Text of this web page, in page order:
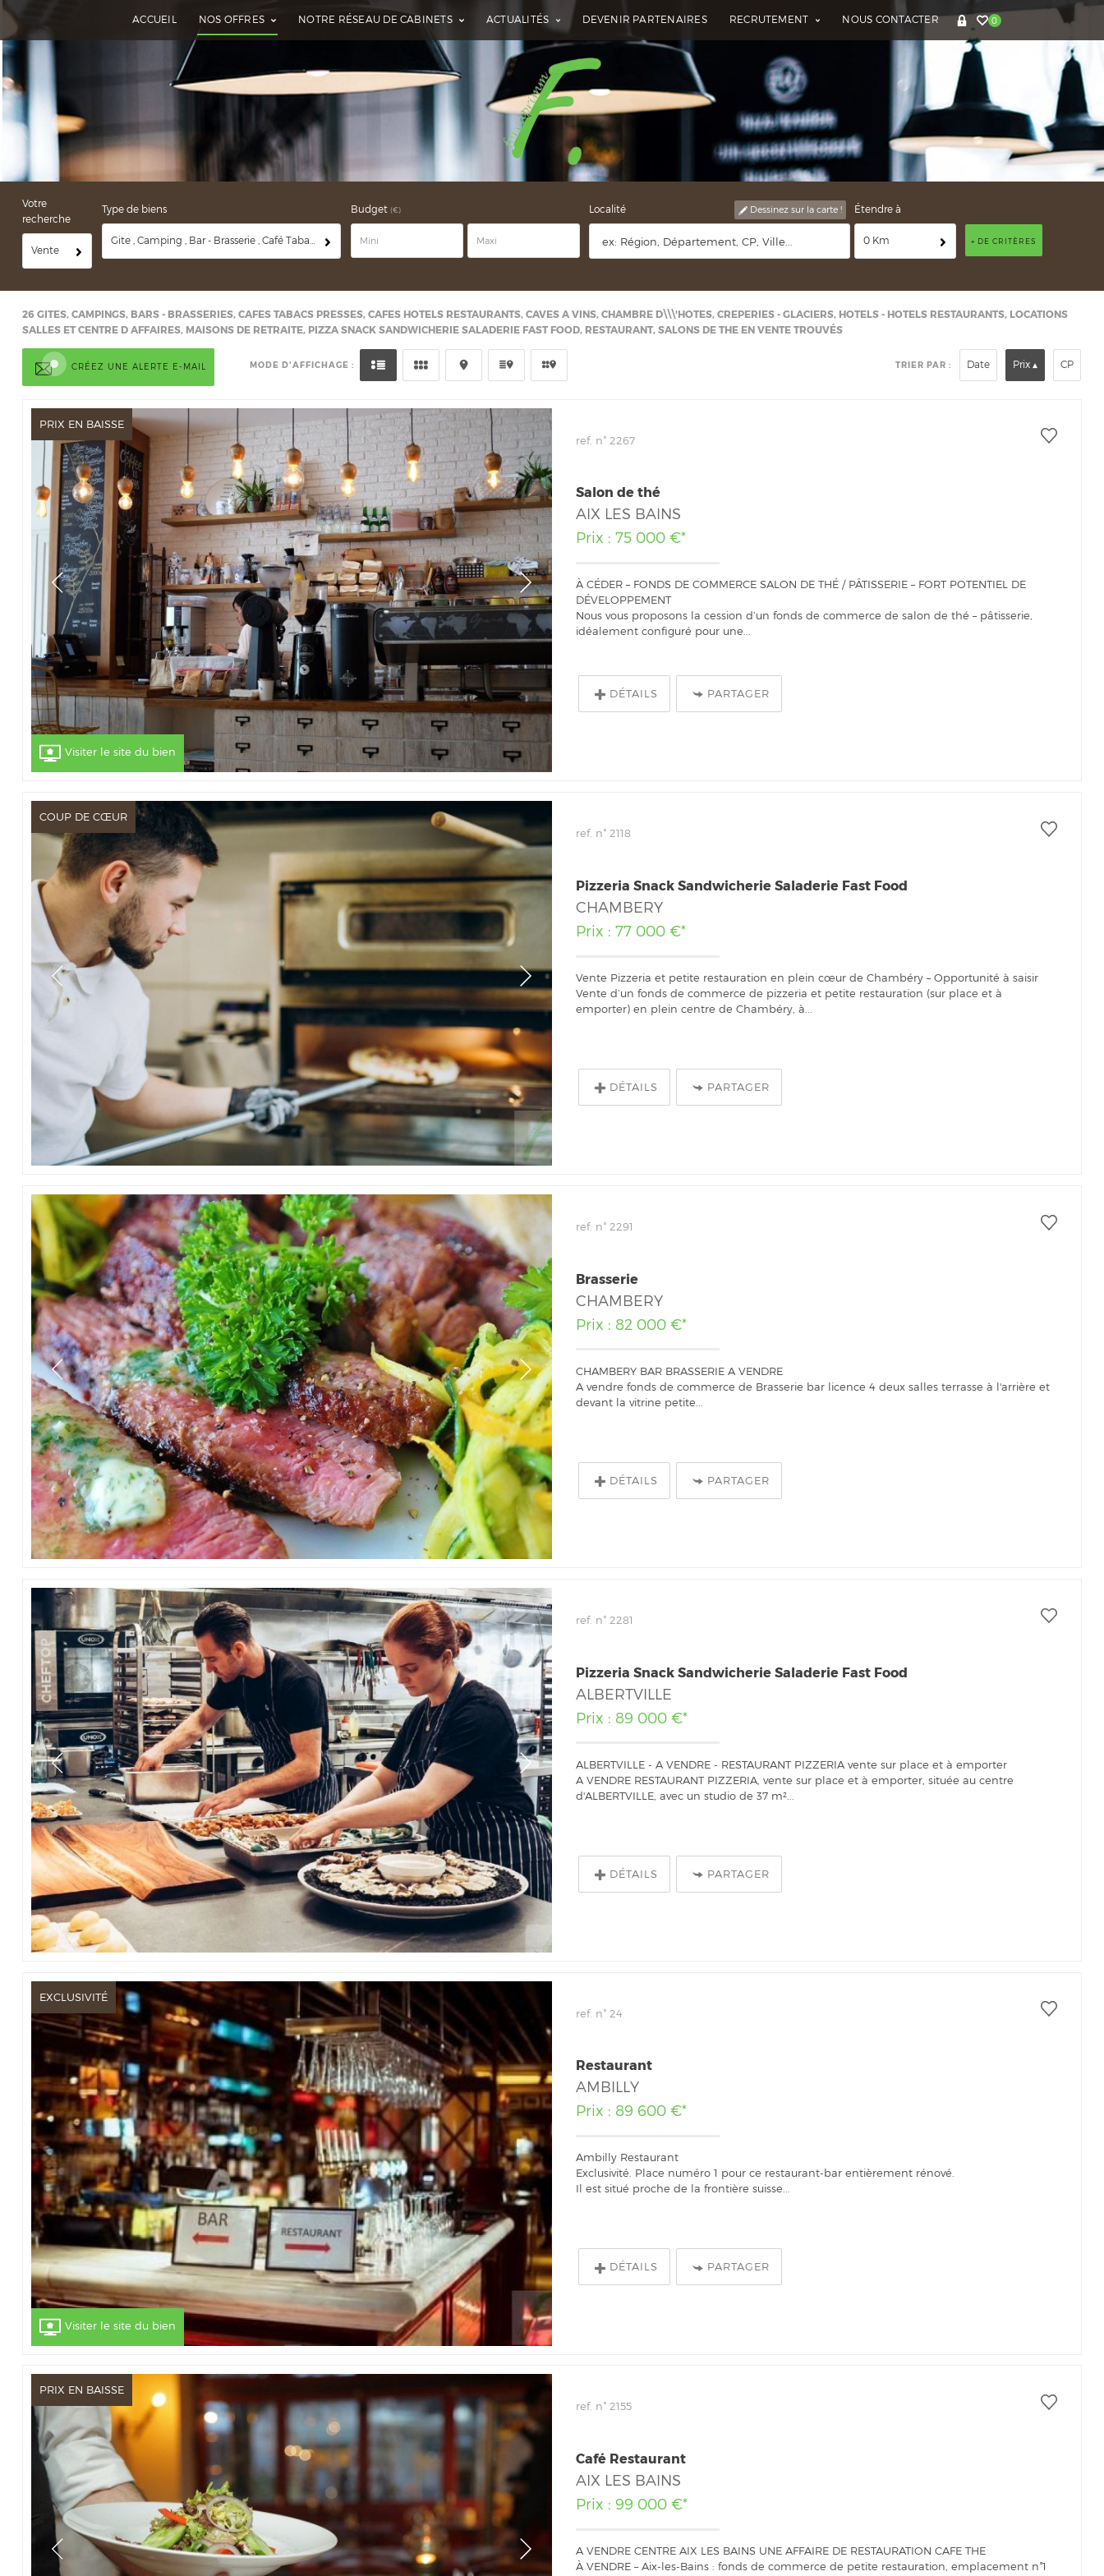
ACCUEIL NOS OFFRES NOTRE RÉSEAU DE CABINETS ACTUALITÉS DEVENIR PARTENAIRES RECRUTEMENT NOUS CONTACTER 0
Votre
recherche
Vente
Type de biens
Gite , Camping , Bar - Brasserie , Café Tabac Presse , Café Hotel Restaurant , Cave à vins , Chambre d’hôtes , Crêperie Glacier , Hôtel - Hôtel Restaurant , Location salles et centre d'affaires , Maison de retraite , Pizza snack sandwicherie saladerie Fast Food , Restaurant , Salon de thé
Budget (€) Localité Dessinez sur la carte ! Étendre à
0 Km + DE CRITÈRES
26 GITES, CAMPINGS, BARS - BRASSERIES, CAFES TABACS PRESSES, CAFES HOTELS RESTAURANTS, CAVES A VINS, CHAMBRE D\\\'HOTES, CREPERIES - GLACIERS, HOTELS - HOTELS RESTAURANTS, LOCATIONS
SALLES ET CENTRE D AFFAIRES, MAISONS DE RETRAITE, PIZZA SNACK SANDWICHERIE SALADERIE FAST FOOD, RESTAURANT, SALONS DE THE EN VENTE TROUVÉS
CRÉEZ UNE ALERTE E-MAIL MODE D'AFFICHAGE : TRIER PAR : Date Prix CP
Visiter le site du bien
PRIX EN BAISSE
ref. n° 2267
Salon de thé
AIX LES BAINS
Prix : 75 000 €*
À CÉDER – FONDS DE COMMERCE SALON DE THÉ / PÂTISSERIE – FORT POTENTIEL DE
DÉVELOPPEMENT
Nous vous proposons la cession d’un fonds de commerce de salon de thé – pâtisserie,
idéalement configuré pour une...
DÉTAILS PARTAGER
COUP DE CŒUR
ref. n° 2118
Pizzeria Snack Sandwicherie Saladerie Fast Food
CHAMBERY
Prix : 77 000 €*
Vente Pizzeria et petite restauration en plein cœur de Chambéry – Opportunité à saisir
Vente d’un fonds de commerce de pizzeria et petite restauration (sur place et à
emporter) en plein centre de Chambéry, à...
DÉTAILS PARTAGER
ref. n° 2291
Brasserie
CHAMBERY
Prix : 82 000 €*
CHAMBERY BAR BRASSERIE A VENDRE
A vendre fonds de commerce de Brasserie bar licence 4 deux salles terrasse à l'arrière et
devant la vitrine petite...
DÉTAILS PARTAGER
ref. n° 2281
Pizzeria Snack Sandwicherie Saladerie Fast Food
ALBERTVILLE
Prix : 89 000 €*
ALBERTVILLE - A VENDRE - RESTAURANT PIZZERIA vente sur place et à emporter
A VENDRE RESTAURANT PIZZERIA, vente sur place et à emporter, située au centre
d'ALBERTVILLE, avec un studio de 37 m²...
DÉTAILS PARTAGER
Visiter le site du bien
EXCLUSIVITÉ
ref. n° 24
Restaurant
AMBILLY
Prix : 89 600 €*
Ambilly Restaurant
Exclusivité. Place numéro 1 pour ce restaurant-bar entièrement rénové.
Il est situé proche de la frontière suisse...
DÉTAILS PARTAGER
PRIX EN BAISSE
ref. n° 2155
Café Restaurant
AIX LES BAINS
Prix : 99 000 €*
A VENDRE CENTRE AIX LES BAINS UNE AFFAIRE DE RESTAURATION CAFE THE
À VENDRE – Aix-les-Bains : fonds de commerce de petite restauration, emplacement n°1